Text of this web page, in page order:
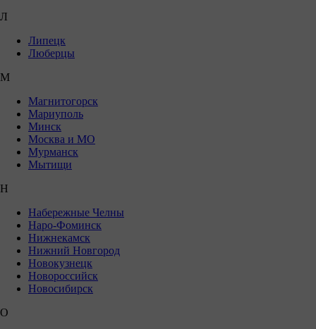
Л
Липецк
Люберцы
М
Магнитогорск
Мариуполь
Минск
Москва и МО
Мурманск
Мытищи
Н
Набережные Челны
Наро-Фоминск
Нижнекамск
Нижний Новгород
Новокузнецк
Новороссийск
Новосибирск
О